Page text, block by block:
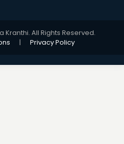
All Rights Reserved.
| Privacy Policy